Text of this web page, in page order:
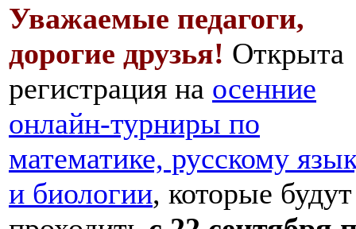
Уважаемые педагоги,
дорогие друзья! Открыта
регистрация на осенние
онлайн-турниры по
математике, русскому
и биологии, которые будут